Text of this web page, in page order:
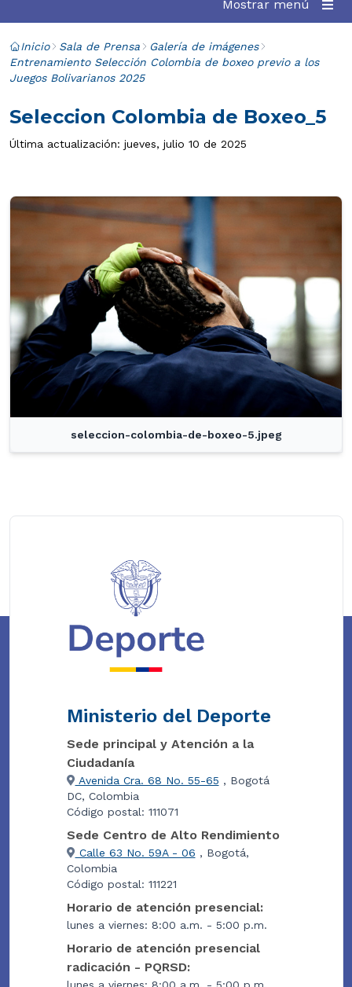
Mostrar menú
Inicio Sala de Prensa
Galería de imágenes
Entrenamiento Selección Colombia de boxeo previo a los
Juegos Bolivarianos 2025
Seleccion Colombia de Boxeo_5
Última actualización: jueves, julio 10 de 2025
seleccion-colombia-de-boxeo-5.jpeg
Ministerio del Deporte
Sede principal y Atención a la
Ciudadanía
Avenida Cra. 68 No. 55-65 , Bogotá
DC, Colombia
Código postal: 111071
Sede Centro de Alto Rendimiento
Calle 63 No. 59A - 06 , Bogotá,
Colombia
Código postal: 111221
Horario de atención presencial:
lunes a viernes: 8:00 a.m. - 5:00 p.m.
Horario de atención presencial
radicación - PQRSD: